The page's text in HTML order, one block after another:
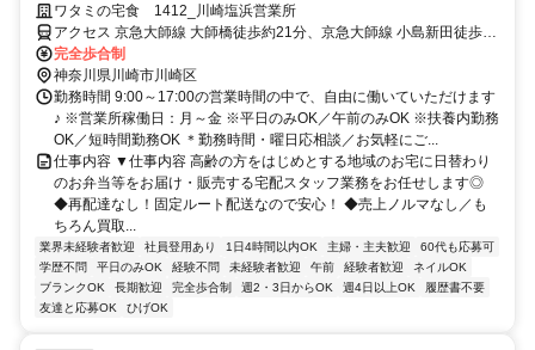
サポート体制バッチリなのでお子さんの行事でのお休みなども取りやす
い◎
ワタミの宅食 1412_川崎塩浜営業所
アクセス 京急大師線 大師橋徒歩約21分、京急大師線 小島新田徒歩約
22分、京急大師線 東門前徒歩約23分
完全歩合制
神奈川県川崎市川崎区
勤務時間 9:00～17:00の営業時間の中で、自由に働いていただけます
♪ ※営業所稼働日：月～金 ※平日のみOK／午前のみOK ※扶養内勤務
OK／短時間勤務OK ＊勤務時間・曜日応相談／お気軽にご...
仕事内容 ▼仕事内容 高齢の方をはじめとする地域のお宅に日替わり
のお弁当等をお届け・販売する宅配スタッフ業務をお任せします◎
◆再配達なし！固定ルート配送なので安心！ ◆売上ノルマなし／も
ちろん買取...
業界未経験者歓迎 社員登用あり 1日4時間以内OK 主婦・主夫歓迎
60代も応募可
学歴不問
平日のみOK 経験不問 未経験者歓迎 午前 経験者歓迎
ネイルOK
ブランクOK
長期歓迎 完全歩合制 週2・3日からOK 週4日以上OK
履歴書不要
友達と応募OK
ひげOK